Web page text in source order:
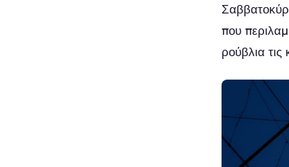
που
ρούβλια